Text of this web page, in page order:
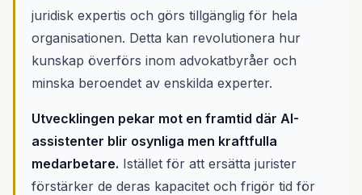
juridisk expertis och görs tillgänglig för hela
organisationen. Detta kan revolutionera hur
kunskap överförs inom advokatbyråer och
minska beroendet av enskilda experter.
Utvecklingen pekar mot en framtid där AI-
assistenter blir osynliga men kraftfulla
medarbetare. Istället för att ersätta jurister
förstärker de deras kapacitet och frigör tid för